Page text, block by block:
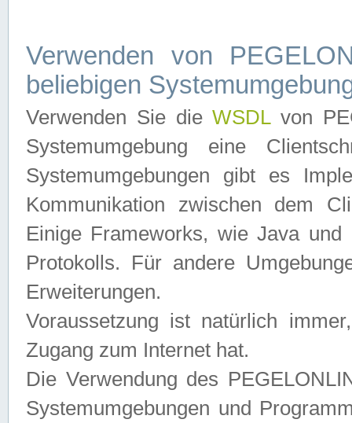
Verwenden von
beliebigen
Verwenden Sie dieWSDLvon
Systemumgebung eine
Systemumgebungen gibt es
Kommunikation zwischen dem
Einige Frameworks, wie Java
Protokolls. Für andere
Erweiterungen.
Voraussetzung ist natürlich
Zugang zum Internet hat.
Die Verwendung des
Systemumgebungen und